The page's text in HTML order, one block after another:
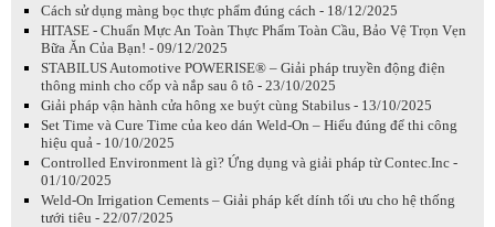
Cách sử dụng màng bọc thực phẩm đúng cách - 18/12/2025
HITASE - Chuẩn Mực An Toàn Thực Phẩm Toàn Cầu, Bảo Vệ Trọn Vẹn
Bữa Ăn Của Bạn! - 09/12/2025
STABILUS Automotive POWERISE® – Giải pháp truyền động điện
thông minh cho cốp và nắp sau ô tô - 23/10/2025
Giải pháp vận hành cửa hông xe buýt cùng Stabilus - 13/10/2025
Set Time và Cure Time của keo dán Weld-On – Hiểu đúng để thi công
hiệu quả - 10/10/2025
Controlled Environment là gì? Ứng dụng và giải pháp từ Contec.Inc -
01/10/2025
Weld-On Irrigation Cements – Giải pháp kết dính tối ưu cho hệ thống
tưới tiêu - 22/07/2025